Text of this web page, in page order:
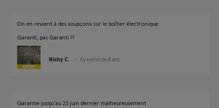
On en revient à des soupçons sur le boîtier électronique.
Garanti, pas Garanti ?!
Richy C. il y a environ 8 ans
Garantie jusqu’au 23 juin dernier malheureusement